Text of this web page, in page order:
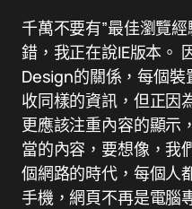
千萬不要有”最佳瀏覽
錯，我正在說IE版本。
Design的關係，每個
收同樣的資訊，但正因
更應該注重內容的顯示
當的內容，要想像，我
個網路的時代，每個人
手機，網頁不再是電腦